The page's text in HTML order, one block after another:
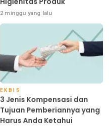
2 minggu yang lalu
EKBIS
3 Jenis Kompensasi dan
Tujuan Pemberiannya yang
Harus Anda Ketahui